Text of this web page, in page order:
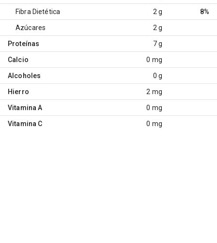
Fibra Dietética 2 g 8%
Azúcares 2 g
Proteínas 7 g
Calcio 0 mg
Alcoholes 0 g
Hierro 2 mg
Vitamina A 0 mg
Vitamina C 0 mg